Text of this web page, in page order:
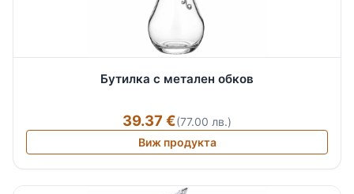
Бутилка с метален обков
39.37 €(77.00 лв.)
Виж продукта